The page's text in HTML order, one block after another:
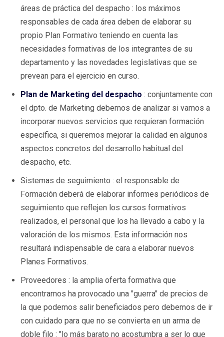
áreas de práctica del despacho : los máximos
responsables de cada área deben de elaborar su
propio Plan Formativo teniendo en cuenta las
necesidades formativas de los integrantes de su
departamento y las novedades legislativas que se
prevean para el ejercicio en curso.
Plan de Marketing del despacho : conjuntamente con
el dpto. de Marketing debemos de analizar si vamos a
incorporar nuevos servicios que requieran formación
específica, si queremos mejorar la calidad en algunos
aspectos concretos del desarrollo habitual del
despacho, etc.
Sistemas de seguimiento : el responsable de
Formación deberá de elaborar informes periódicos de
seguimiento que reflejen los cursos formativos
realizados, el personal que los ha llevado a cabo y la
valoración de los mismos. Esta información nos
resultará indispensable de cara a elaborar nuevos
Planes Formativos.
Proveedores : la amplia oferta formativa que
encontramos ha provocado una "guerra" de precios de
la que podemos salir beneficiados pero debemos de ir
con cuidado para que no se convierta en un arma de
doble filo : "lo más barato no acostumbra a ser lo que